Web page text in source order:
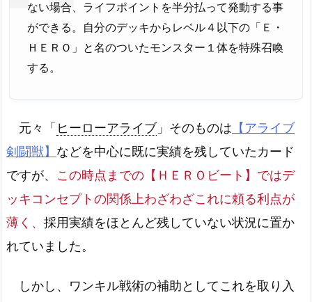
ない場合、ライフポイントを半分払って発動する事
ができる。自分のデッキからレベル４以下の「Ｅ・
ＨＥＲＯ」と名のついたモンスター１体を特殊召喚
する。
元々「 ヒーローアライブ」そのものは 【アライブ
剣闘獣】 などを中心に既に実績を残していたカード
ですが、 この時点までの【ＨＥＲＯビート】ではデ
ッキコンセプトの関係上わざわざこれに頼る利点が
薄く、 採用実績をほとんど残していない状況に置か
れていました。
しかし、ワンキル戦術の補助としてこれを取り入